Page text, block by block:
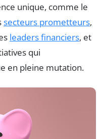
unique, comme le
secteurs prometteurs,
leaders financiers, et
qui
en pleine mutation.